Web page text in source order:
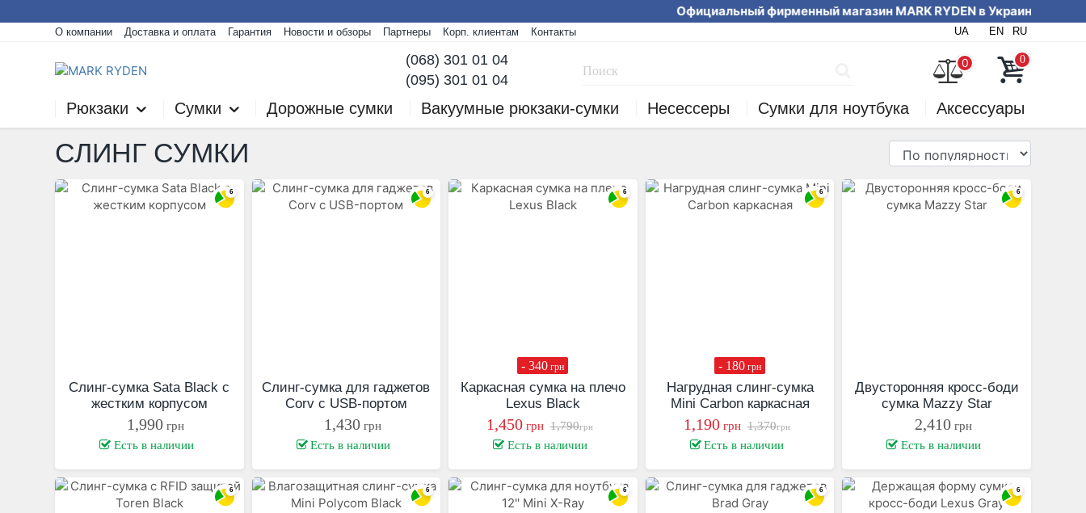
Официальный фирменный магазин MARK
О компании Доставка и оплата Гарантия Новости и обзоры Партнеры Корп. клиентам Контакты UA EN RU
(068) 301 01 04
(095) 301 01 04
0 0
Рюкзаки Сумки Дорожные сумки Вакуумные рюкзаки-сумки Несессеры Сумки для ноутбука Аксессуары
СЛИНГ СУМКИ
Слинг-сумка Sata Black с
жестким корпусом
1,990 грн
Есть в наличии
Слинг-сумка для гаджетов
Corv с USB-портом
1,430грн
Есть в наличии
Каркасная сумка на плечо
Lexus Black
1,450грн 1,790грн
- 340 грн
Есть в наличии
Нагрудная слинг-сумка
Mini Carbon каркасная
1,190грн 1,370грн
- 180 грн
Есть в наличии
Двусторонняя кросс-боди
сумка Mazzy Star
2,410грн
Есть в наличии